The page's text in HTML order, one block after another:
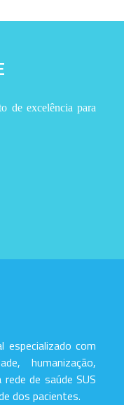
de excelência para
especializado com
humanização,
de saúde SUS
dos pacientes.